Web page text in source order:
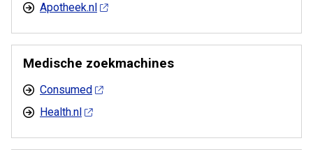
Apotheek.nl
Medische zoekmachines
Consumed
Health.nl